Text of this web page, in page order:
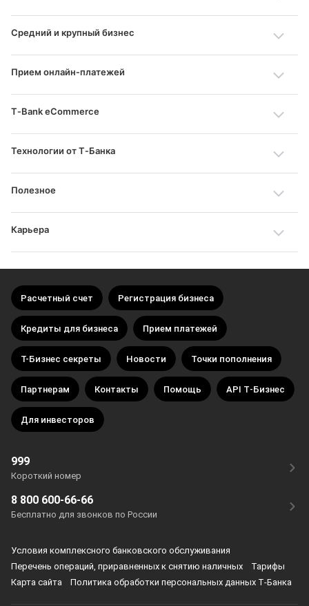
Средний и крупный бизнес
Прием онлайн‑платежей
T‑Bank eCommerce
Технологии от Т‑Банка
Полезное
Карьера
Расчетный счет Регистрация бизнеса
Кредиты для бизнеса Прием платежей
Т-Бизнес секреты Новости Точки пополнения
Партнерам Контакты Помощь API Т‑Бизнес
Для инвесторов
999
Короткий номер
8 800 600-66-66
Бесплатно для звонков по России
Условия комплексного банковского обслуживания
Перечень операций, приравненных к снятию наличных
Тарифы
Карта сайта
Политика обработки персональных данных Т‑Банка